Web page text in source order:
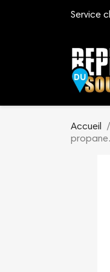
Service
Accueil